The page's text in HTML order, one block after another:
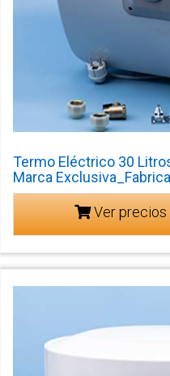
Termo Eléctrico 30
Marca
Ver